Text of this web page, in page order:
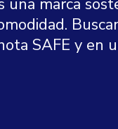
una marca
SAFE y en